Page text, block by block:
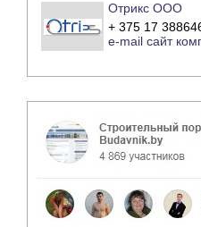
Отрикс ООО
+ 375 17
e-mail сайт